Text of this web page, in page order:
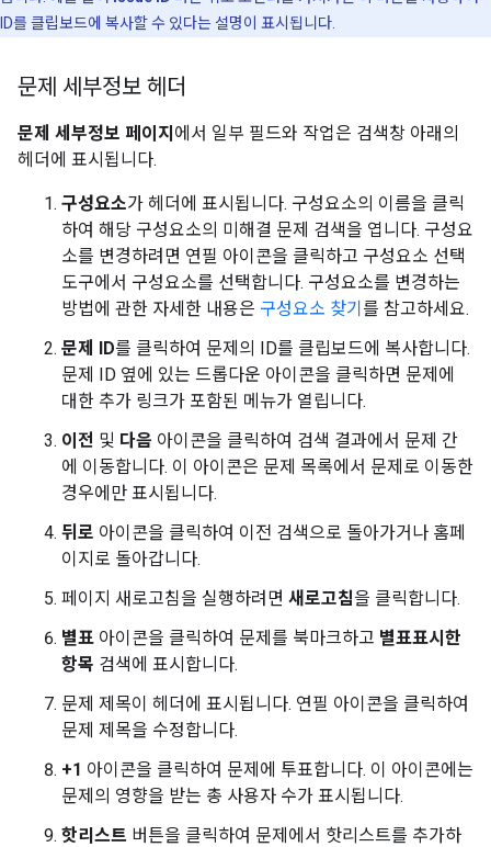
ID를 클립보드에 복사할 수 있다는 설명이 표시됩니다.
문제 세부정보 헤더
문제 세부정보 페이지 에서 일부 필드와 작업은 검색창 아래의
헤더에 표시됩니다.
구성요소가 헤더에 표시됩니다. 구성요소의 이름을 클릭
하여 해당 구성요소의 미해결 문제 검색을 엽니다. 구성요
소를 변경하려면 연필 아이콘을 클릭하고 구성요소 선택
도구에서 구성요소를 선택합니다. 구성요소를 변경하는
방법에 관한 자세한 내용은 구성요소 찾기 를 참고하세요.
문제 ID를 클릭하여 문제의 ID를 클립보드에 복사합니다.
문제 ID 옆에 있는 드롭다운 아이콘을 클릭하면 문제에
대한 추가 링크가 포함된 메뉴가 열립니다.
이전 및 다음 아이콘을 클릭하여 검색 결과에서 문제 간
에 이동합니다. 이 아이콘은 문제 목록에서 문제로 이동한
경우에만 표시됩니다.
뒤로 아이콘을 클릭하여 이전 검색으로 돌아가거나 홈페
이지로 돌아갑니다.
페이지 새로고침을 실행하려면 새로고침을 클릭합니다.
별표 아이콘을 클릭하여 문제를 북마크하고 별표표시한
항목 검색에 표시합니다.
문제 제목이 헤더에 표시됩니다. 연필 아이콘을 클릭하여
문제 제목을 수정합니다.
+1 아이콘을 클릭하여 문제에 투표합니다. 이 아이콘에는
문제의 영향을 받는 총 사용자 수가 표시됩니다.
핫리스트 버튼을 클릭하여 문제에서 핫리스트를 추가하